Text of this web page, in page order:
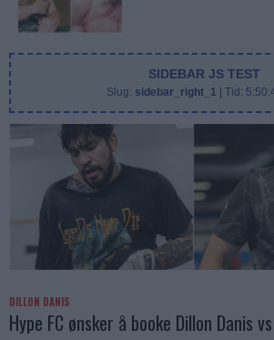
SIDEBAR JS TEST
Slug: sidebar_right_1 | Tid:
DILLON DANIS
Hype FC ønsker å booke Dillon Danis